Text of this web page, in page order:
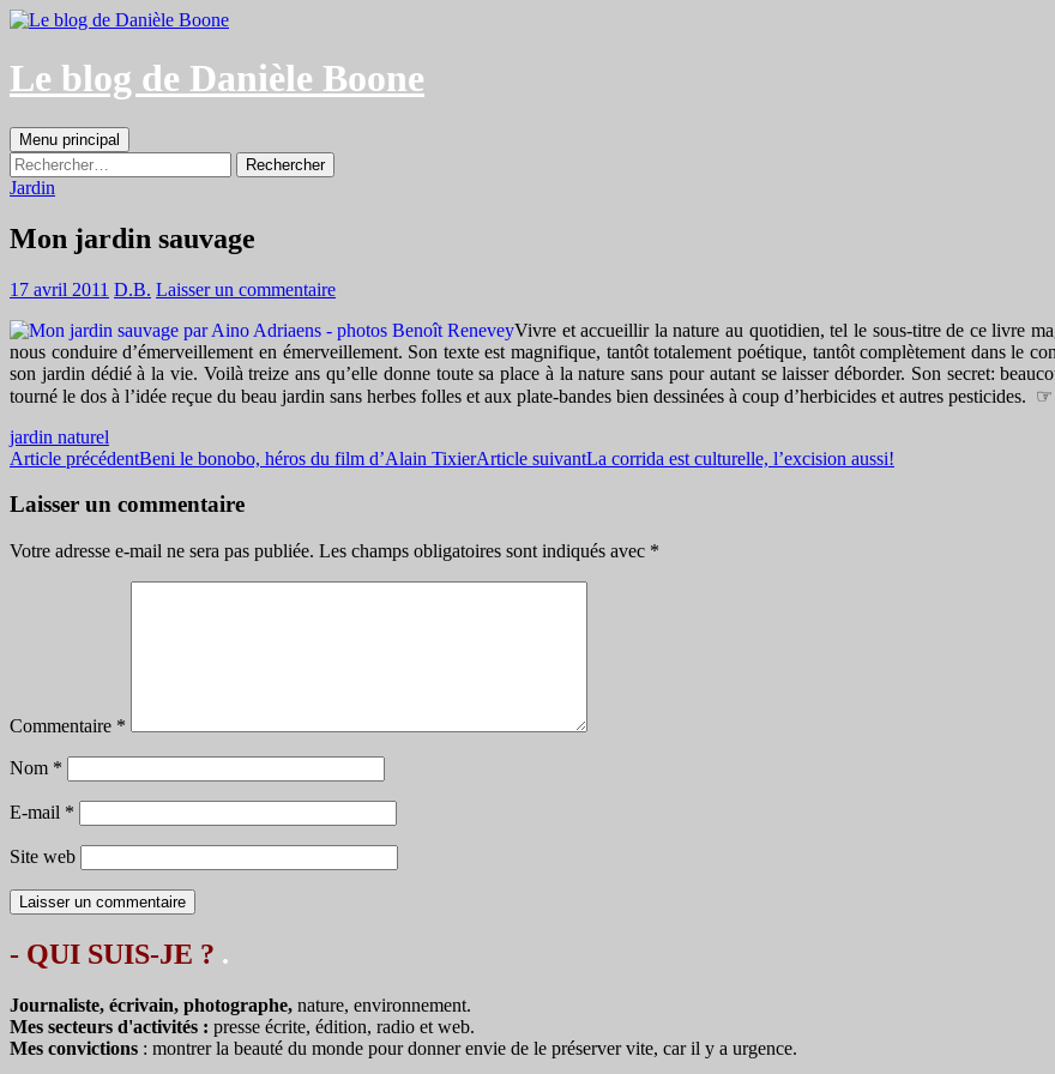
Aller
contenu
Le blog de Danièle Boone
Recherche
Menu principal
Rechercher :
Jardin
Mon jardin sauvage
17 avril 2011 D.B. Laisser un commentaire
Vivre et accueillir la nature au quotidien, tel le sous-titre de ce livre
nous conduire d’émerveillement en émerveillement. Son texte est magnifique, tantôt totalement poétique, tantôt complètement dans le
son jardin dédié à la vie. Voilà treize ans qu’elle donne toute sa place à la nature sans pour autant se laisser déborder. Son secret:
tourné le dos à l’idée reçue du beau jardin sans herbes folles et aux plate-bandes bien dessinées à coup d’herbicides et autres pesticides. ☞
jardin naturel
Navigation
des
Article précédentBeni le bonobo, héros du film d’Alain TixierArticle suivantLa corrida est culturelle, l’excision aussi!
Laisser un commentaire
Votre adresse e-mail ne sera pas publiée. Les champs obligatoires sont indiqués avec *
Commentaire *
Nom *
E-mail *
Site web
- QUI SUIS-JE ? .
Journaliste, écrivain, photographe, nature, environnement.
Mes secteurs d'activités : presse écrite, édition, radio et web.
Mes convictions : montrer la beauté du monde pour donner envie de le préserver vite, car il y a urgence.